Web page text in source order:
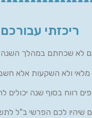
ריכזתי
לא שכחתם במהלך השנה
מלאי ולא השקעות אלא
רווח בסוף שנה
שיהיו לכם הפרשי ב"ל